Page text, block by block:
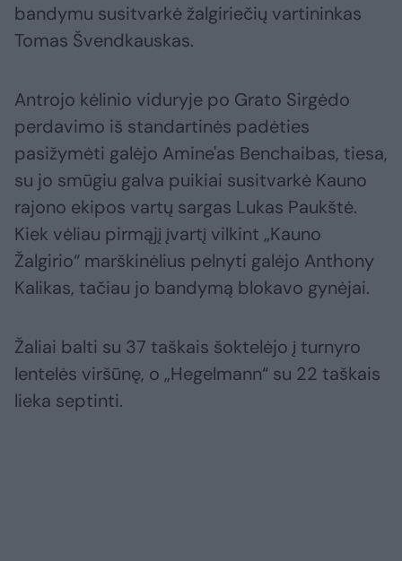
bandymu susitvarkė žalgiriečių vartininkas
Tomas Švendkauskas.
Antrojo kėlinio viduryje po Grato Sirgėdo
perdavimo iš standartinės padėties
pasižymėti galėjo Amine'as Benchaibas, tiesa,
su jo smūgiu galva puikiai susitvarkė Kauno
rajono ekipos vartų sargas Lukas Paukštė.
Kiek vėliau pirmąjį įvartį vilkint „Kauno
Žalgirio“ marškinėlius pelnyti galėjo Anthony
Kalikas, tačiau jo bandymą blokavo gynėjai.
Žaliai balti su 37 taškais šoktelėjo į turnyro
lentelės viršūnę, o „Hegelmann“ su 22 taškais
lieka septinti.